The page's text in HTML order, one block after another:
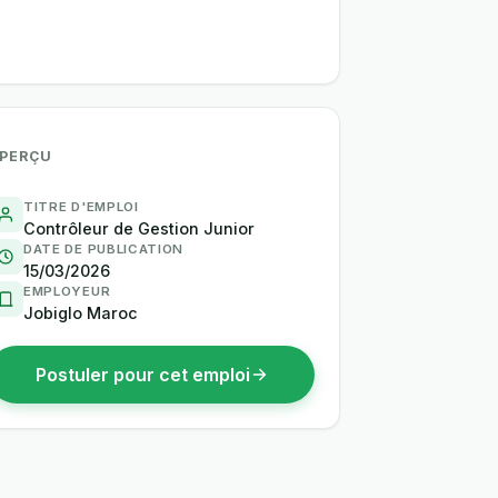
TITRE D'EMPLOI
Contrôleur de Gestion Junior
DATE DE PUBLICATION
15/03/2026
EMPLOYEUR
Jobiglo Maroc
Postuler pour cet emploi